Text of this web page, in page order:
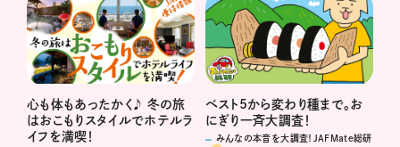
心も体もあったかく♪ 冬の旅
はおこもりスタイルでホテルラ
イフを満喫！
ベスト5から変わり種まで。お
にぎり一斉大調査！
みんなの本音を大調査！JAFMate総研